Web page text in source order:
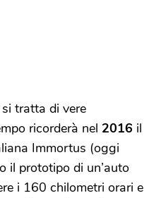
tratta di vere
ricorderà nel 2016 il
Immortus (oggi
il prototipo di un’auto
i 160 chilometri orari e